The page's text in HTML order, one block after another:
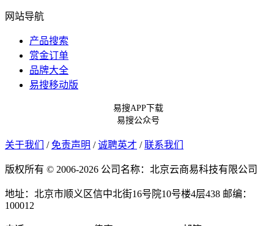
网站导航
产品搜索
赏金订单
品牌大全
易搜移动版
易搜APP下载
易搜公众号
关于我们 / 免责声明 / 诚聘英才 / 联系我们
版权所有 © 2006-2026 公司名称：北京云商易科技有限公司
地址：北京市顺义区信中北街16号院10号楼4层438 邮编：
100012